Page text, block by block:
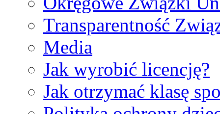
Transparentność
Media
Jak wyrobić licencję?
Jak otrzymać klasę